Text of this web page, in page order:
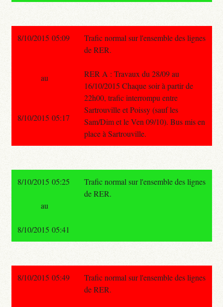
8/10/2015 05:09
Trafic normal sur l'ensemble des lignes
de RER.
RER A : Travaux du 28/09 au
16/10/2015 Chaque soir à partir de
22h00, trafic interrompu entre
Sartrouville et Poissy (sauf les
Sam/Dim et le Ven 09/10). Bus mis en
place à Sartrouville.
au
8/10/2015 05:17
8/10/2015 05:25
Trafic normal sur l'ensemble des lignes
de RER.
au
8/10/2015 05:41
8/10/2015 05:49
Trafic normal sur l'ensemble des lignes
de RER.